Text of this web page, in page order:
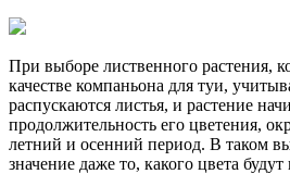
При выборе лиственного растения,
качестве компаньона для туи,
распускаются листья, и растение
продолжительность его цветения,
летний и осенний период. В таком
значение даже то, какого цвета